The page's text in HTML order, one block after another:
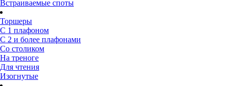
Встраиваемые споты
Торшеры
С 1 плафоном
С 2 и более плафонами
Со столиком
На треноге
Для чтения
Изогнутые